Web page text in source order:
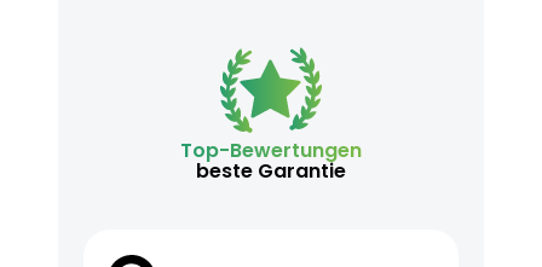
Top-Bewertungen
beste Garantie